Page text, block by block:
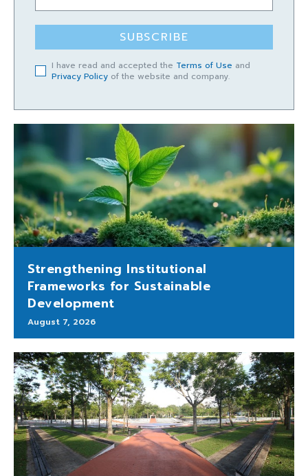
SUBSCRIBE
I have read and accepted the Terms of Use and
Privacy Policy of the website and company.
Strengthening Institutional
Frameworks for Sustainable
Development
August 7, 2026